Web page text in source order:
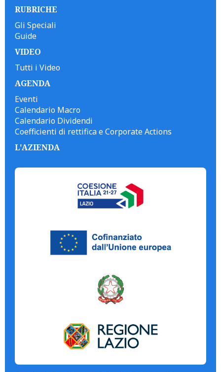
RUBRICHE
Gli Speciali
Guide
VIDEO
Tutti i Video
AGENDA
Eventi
Calendario Macro
Calendario Dividendi
Coefficienti di rettifica e Corporate Actions
L'AZIENDA